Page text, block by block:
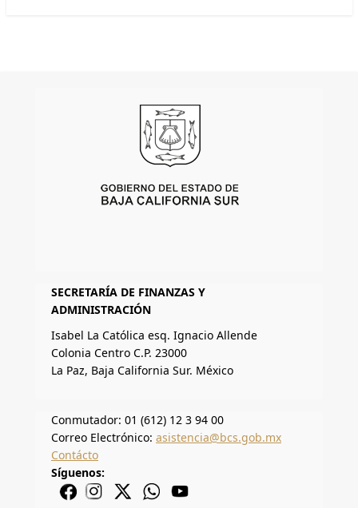
SECRETARÍA DE FINANZAS Y
ADMINISTRACIÓN
Isabel La Católica esq. Ignacio Allende
Colonia Centro C.P. 23000
La Paz, Baja California Sur. México
Conmutador: 01 (612) 12 3 94 00
Correo Electrónico: asistencia@bcs.gob.mx
Contácto
Síguenos: